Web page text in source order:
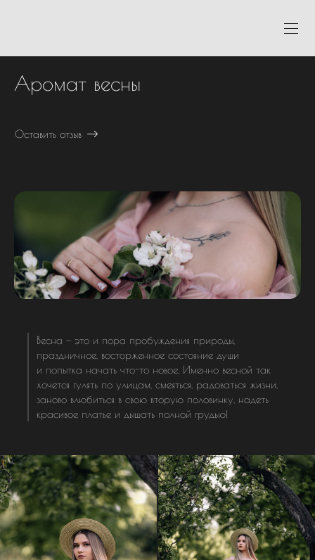
Аромат весны
Оставить отзыв
Весна — это и пора пробуждения природы,
праздничное, восторженное состояние души
и попытка начать что-то новое. Именно весной так
хочется гулять по улицам, смеяться, радоваться жизни,
заново влюбиться в свою вторую половинку, надеть
красивое платье и дышать полной грудью!